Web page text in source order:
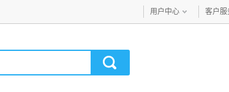
用户中心 客户服